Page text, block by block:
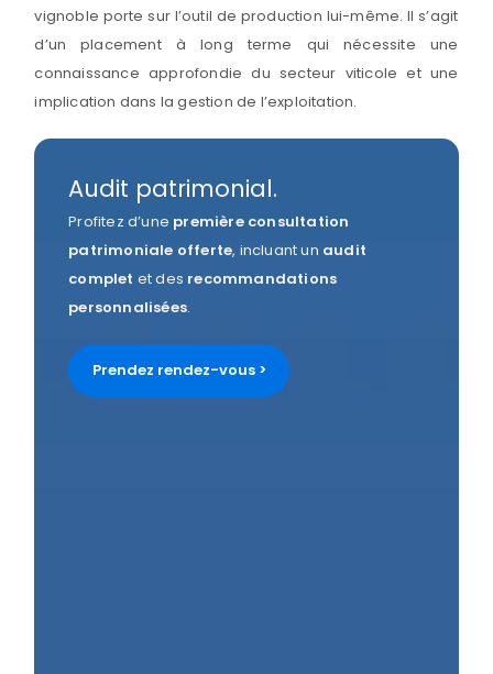
vignoble porte sur l’outil de production lui-même. Il s’agit
d’un placement à long terme qui nécessite une
connaissance approfondie du secteur viticole et une
implication dans la gestion de l’exploitation.
Audit patrimonial.
Profitez d’une première consultation
patrimoniale offerte, incluant un audit
complet et des recommandations
personnalisées.
Prendez rendez-vous >